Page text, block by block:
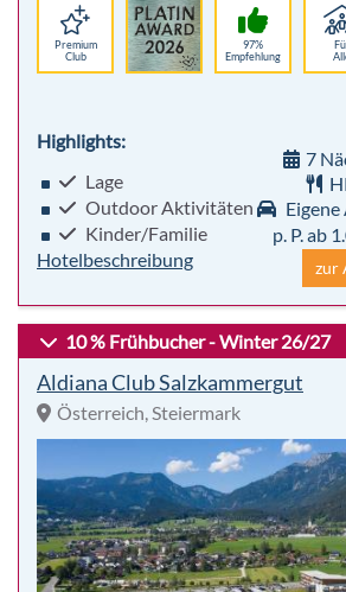
02.01.2027 - 09.01.2027
Robinson Ski Festival
Yoga Stretch & Mobility Woche
16.01.2027 - 23.01.2027
Premium
Club
97%
Empfehlung
Highlights:
Lage
Outdoor Aktivitäten
Kinder/Familie
Hotelbeschreibung
7
p. P. ab
zur
10 % Frühbucher - Winter 26/27
Aldiana Club Salzkammergut
Österreich, Steiermark